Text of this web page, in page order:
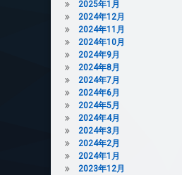
2025年1月
2024年12月
2024年11月
2024年10月
2024年9月
2024年8月
2024年7月
2024年6月
2024年5月
2024年4月
2024年3月
2024年2月
2024年1月
2023年12月